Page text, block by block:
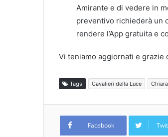
Amirante e di vedere in
preventivo richiederà un
rendere l’App gratuita e
Vi teniamo aggiornati e
Tags Cavalieri della Luce
Facebook